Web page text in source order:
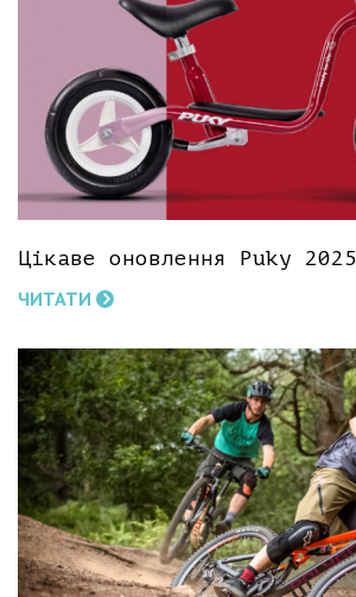
Цікаве оновлення Puky 2025
ЧИТАТИ